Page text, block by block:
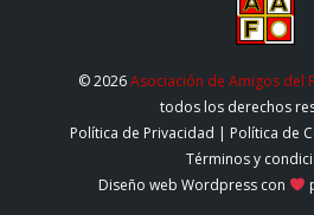
© 2026Asociación de Amigos del
todos los derechos
Política de Privacidad | Política de
Términos y
Diseño web Wordpress con